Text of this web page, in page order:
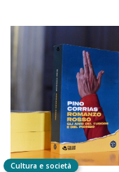
Cultura e società